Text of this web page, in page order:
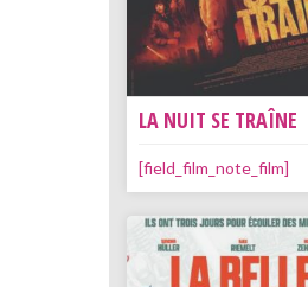
LA NUIT SE TRAÎNE
[field_film_note_film]